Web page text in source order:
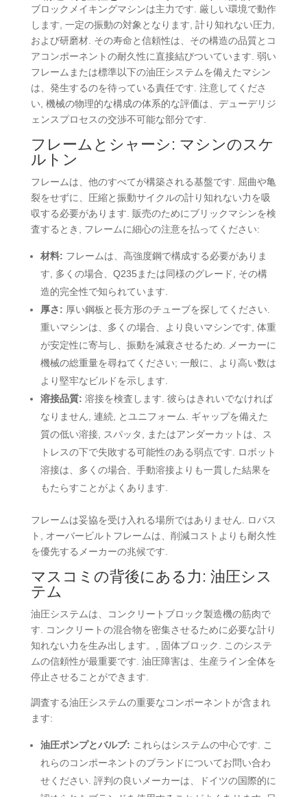
ブロックメイキングマシンは主力です. 厳しい環境で動作
します, 一定の振動の対象となります, 計り知れない圧力,
および研磨材. その寿命と信頼性は、その構造の品質とコ
アコンポーネントの耐久性に直接結びついています. 弱い
フレームまたは標準以下の油圧システムを備えたマシン
は、発生するのを待っている責任です. 注意してくださ
い, 機械の物理的な構成の体系的な評価は、デューデリジ
ェンスプロセスの交渉不可能な部分です.
フレームとシャーシ: マシンのスケ
ルトン
フレームは、他のすべてが構築される基盤です. 屈曲や亀
裂をせずに、圧縮と振動サイクルの計り知れない力を吸
収する必要があります. 販売のためにブリックマシンを検
査するとき, フレームに細心の注意を払ってください:
材料: フレームは、高強度鋼で構成する必要がありま
す, 多くの場合、Q235または同様のグレード, その構
造的完全性で知られています.
厚さ: 厚い鋼板と長方形のチューブを探してください.
重いマシンは、多くの場合、より良いマシンです, 体重
が安定性に寄与し、振動を減衰させるため. メーカーに
機械の総重量を尋ねてください; 一般に、より高い数は
より堅牢なビルドを示します.
溶接品質: 溶接を検査します. 彼らはきれいでなければ
なりません, 連続, とユニフォーム. ギャップを備えた
質の低い溶接, スパッタ, またはアンダーカットは、ス
トレスの下で失敗する可能性のある弱点です. ロボット
溶接は、多くの場合、手動溶接よりも一貫した結果を
もたらすことがよくあります.
フレームは妥協を受け入れる場所ではありません. ロバス
ト, オーバービルトフレームは、削減コストよりも耐久性
を優先するメーカーの兆候です.
マスコミの背後にある力: 油圧シス
テム
油圧システムは、コンクリートブロック製造機の筋肉で
す. コンクリートの混合物を密集させるために必要な計り
知れない力を生み出します。, 固体ブロック. このシステ
ムの信頼性が最重要です. 油圧障害は、生産ライン全体を
停止させることができます.
調査する油圧システムの重要なコンポーネントが含まれ
ます:
油圧ポンプとバルブ: これらはシステムの中心です. こ
れらのコンポーネントのブランドについてお問い合わ
せください. 評判の良いメーカーは、ドイツの国際的に